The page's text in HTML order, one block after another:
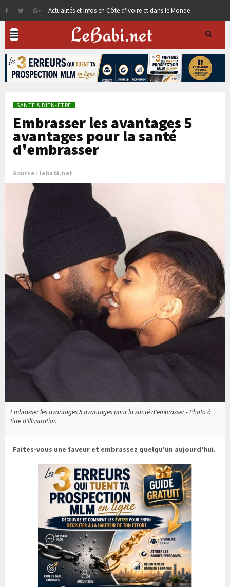
Actualités et Infos en Côte d'Ivoire et dans le Monde
SANTE & BIEN-ETRE
Embrasser les avantages 5
avantages pour la santé
d'embrasser
Source : lebabi.net
Embrasser les avantages 5 avantages pour la santé d'embrasser - Photo à
titre d'illustration
Faites-vous une faveur et embrassez quelqu'un aujourd'hui.